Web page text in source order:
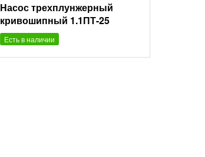
Насос трехплунжерный
кривошипный 1.1ПТ-25
Есть в наличии